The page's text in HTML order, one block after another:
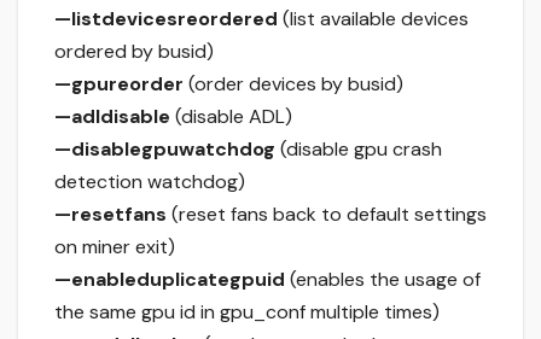
—listdevicesreordered (list available devices
ordered by busid)
—gpureorder (order devices by busid)
—adldisable (disable ADL)
—disablegpuwatchdog (disable gpu crash
detection watchdog)
—resetfans (reset fans back to default settings
on miner exit)
—enableduplicategpuid (enables the usage of
the same gpu id in gpu_conf multiple times)